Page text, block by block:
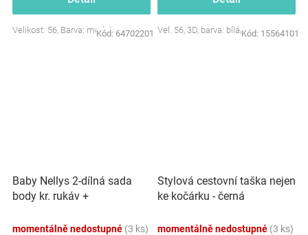
Velikost: 56, Barva: modrá
Kód: 64702201 Vel. 56, 3D, barva: bílá/smetana
Kód: 15564101
Baby Nellys 2-dílná sada
body kr. rukáv +
Little Star
momentálně nedostupné (3 ks)
Stylová cestovní taška nejen
ke kočárku - černá
momentálně nedostupné (3 ks)